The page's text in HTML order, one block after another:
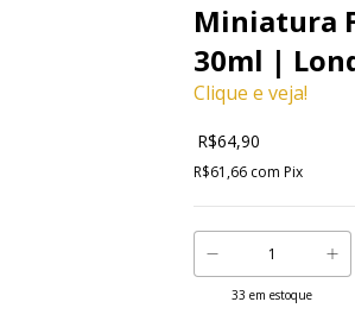
Miniatura
30ml |
Clique e veja!
R$64,90
R$61,66 com Pix
33 em estoque